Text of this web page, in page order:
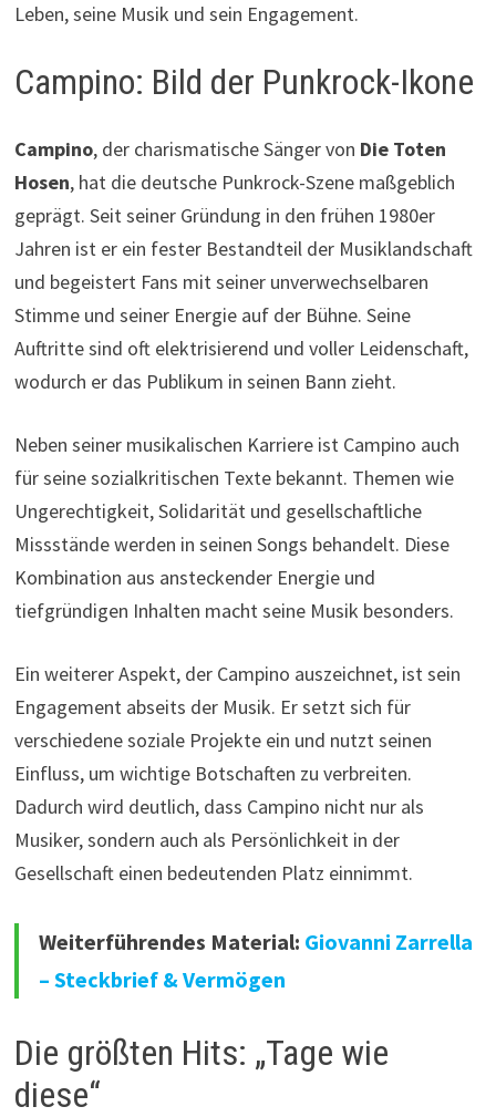
Leben, seine Musik und sein Engagement.
Campino: Bild der Punkrock-Ikone
Campino, der charismatische Sänger von Die Toten
Hosen, hat die deutsche Punkrock-Szene maßgeblich
geprägt. Seit seiner Gründung in den frühen 1980er
Jahren ist er ein fester Bestandteil der Musiklandschaft
und begeistert Fans mit seiner unverwechselbaren
Stimme und seiner Energie auf der Bühne. Seine
Auftritte sind oft elektrisierend und voller Leidenschaft,
wodurch er das Publikum in seinen Bann zieht.
Neben seiner musikalischen Karriere ist Campino auch
für seine sozialkritischen Texte bekannt. Themen wie
Ungerechtigkeit, Solidarität und gesellschaftliche
Missstände werden in seinen Songs behandelt. Diese
Kombination aus ansteckender Energie und
tiefgründigen Inhalten macht seine Musik besonders.
Ein weiterer Aspekt, der Campino auszeichnet, ist sein
Engagement abseits der Musik. Er setzt sich für
verschiedene soziale Projekte ein und nutzt seinen
Einfluss, um wichtige Botschaften zu verbreiten.
Dadurch wird deutlich, dass Campino nicht nur als
Musiker, sondern auch als Persönlichkeit in der
Gesellschaft einen bedeutenden Platz einnimmt.
Weiterführendes Material: Giovanni Zarrella
– Steckbrief & Vermögen
Die größten Hits: „Tage wie
diese“